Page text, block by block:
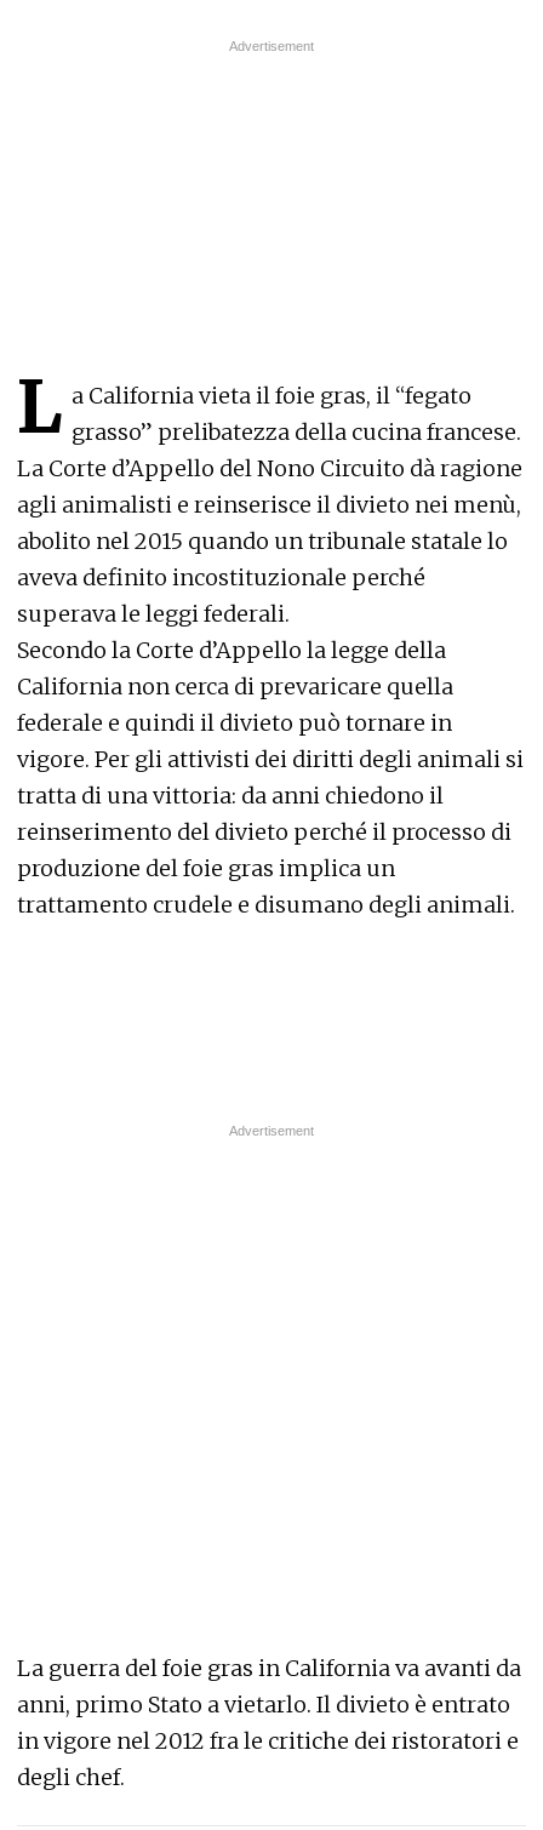
L a California vieta il foie gras, il “fegato
grasso” prelibatezza della cucina francese.
La Corte d’Appello del Nono Circuito dà ragione
agli animalisti e reinserisce il divieto nei menù,
abolito nel 2015 quando un tribunale statale lo
aveva definito incostituzionale perché
superava le leggi federali.
Secondo la Corte d’Appello la legge della
California non cerca di prevaricare quella
federale e quindi il divieto può tornare in
vigore. Per gli attivisti dei diritti degli animali si
tratta di una vittoria: da anni chiedono il
reinserimento del divieto perché il processo di
produzione del foie gras implica un
trattamento crudele e disumano degli animali.
La guerra del foie gras in California va avanti da
anni, primo Stato a vietarlo. Il divieto è entrato
in vigore nel 2012 fra le critiche dei ristoratori e
degli chef.